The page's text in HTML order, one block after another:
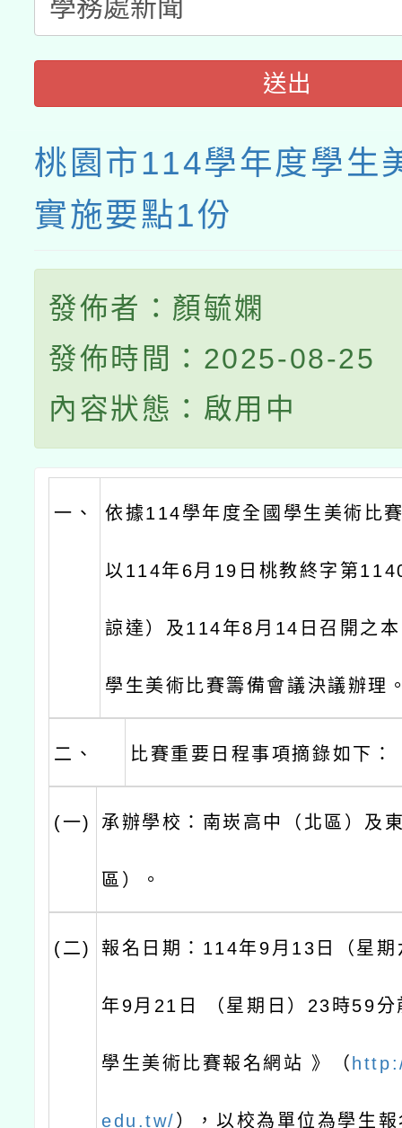
送出
桃園市114學年度學生
實施要點1份
發佈者：顏毓嫻
發佈時間：2025-08-25
內容狀態：啟用中
一、 依據114學年度全國學生美術比
以114年6月19日桃教終字第
諒達）及114年8月14日召開之
學生美術比賽籌備會議決議辦理
二、 比賽重要日程事項摘錄如下：
(一) 承辦學校：南崁高中（北區）及
區）。
(二) 報名日期：114年9月13日（星
年9月21日 （星期日）23時59分
學生美術比賽報名網站 》（
edu.tw/ ），以校為單位為學生